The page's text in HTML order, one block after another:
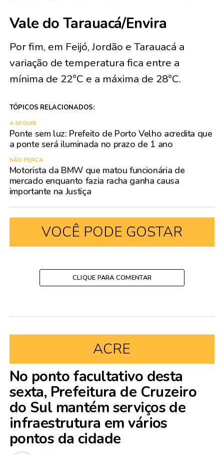
Vale do Tarauacá/Envira
Por fim, em Feijó, Jordão e Tarauacá a
variação de temperatura fica entre a
mínima de 22°C e a máxima de 28°C.
TÓPICOS RELACIONADOS:
A SEGUIR
Ponte sem luz: Prefeito de Porto Velho acredita que
a ponte será iluminada no prazo de 1 ano
NÃO PERCA
Motorista da BMW que matou funcionária de
mercado enquanto fazia racha ganha causa
importante na Justiça
VOCÊ PODE GOSTAR
CLIQUE PARA COMENTAR
ACRE
No ponto facultativo desta
sexta, Prefeitura de Cruzeiro
do Sul mantém serviços de
infraestrutura em vários
pontos da cidade